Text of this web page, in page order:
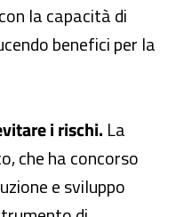
la capacità di
benefici per la
i rischi. La
che ha concorso
e sviluppo